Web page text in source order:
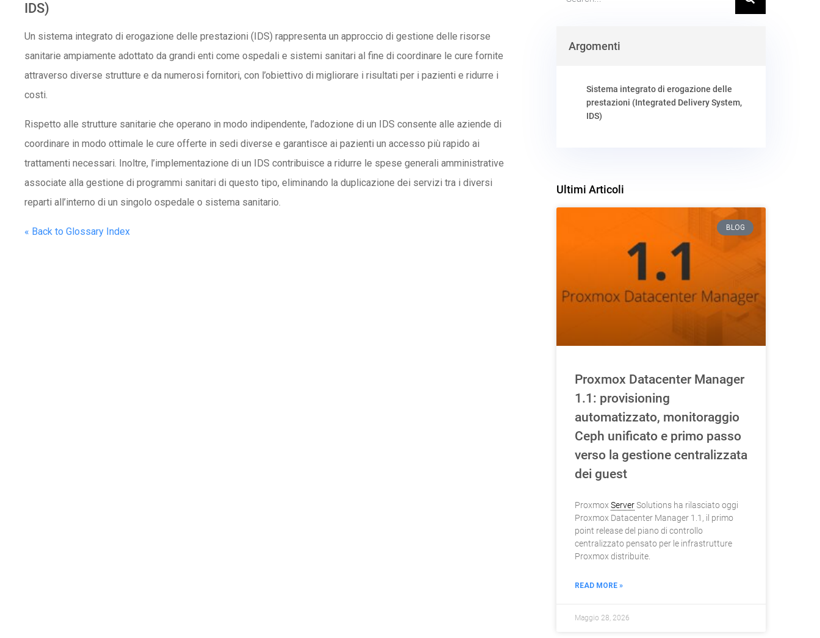
IDS)
Un sistema integrato di erogazione delle prestazioni (IDS) rappresenta un approccio di gestione delle risorse
sanitarie ampiamente adottato da grandi enti come ospedali e sistemi sanitari al fine di coordinare le cure fornite
attraverso diverse strutture e da numerosi fornitori, con l’obiettivo di migliorare i risultati per i pazienti e ridurre i
costi.
Rispetto alle strutture sanitarie che operano in modo indipendente, l’adozione di un IDS consente alle aziende di
coordinare in modo ottimale le cure offerte in sedi diverse e garantisce ai pazienti un accesso più rapido ai
trattamenti necessari. Inoltre, l’implementazione di un IDS contribuisce a ridurre le spese generali amministrative
associate alla gestione di programmi sanitari di questo tipo, eliminando la duplicazione dei servizi tra i diversi
reparti all’interno di un singolo ospedale o sistema sanitario.
« Back to Glossary Index
Argomenti
Sistema integrato di erogazione delle
prestazioni (Integrated Delivery System,
IDS)
Ultimi Articoli
BLOG
Proxmox Datacenter Manager
1.1: provisioning
automatizzato, monitoraggio
Ceph unificato e primo passo
verso la gestione centralizzata
dei guest
Proxmox ServerSolutions ha rilasciato oggi
Proxmox Datacenter Manager 1.1, il primo
point release del piano di controllo
centralizzato pensato per le infrastrutture
Proxmox distribuite.
READ MORE »
Maggio 28, 2026